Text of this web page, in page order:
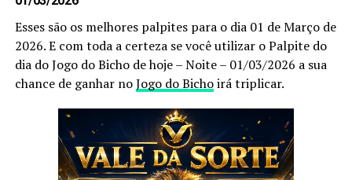
ainda mais a sua chance de acertar o bichoque vai dar
no poste.
Palpites do Bicho Dia 23/08/2020
Sem mais delongas esses são os nossosPalpites do Bicho
Dia 23/08/2020 Tarde:
Esses são os melhores palpites para o dia 01 de Março de
2026. E com toda a certeza se você utilizar o Palpite do
dia do Jogo do Bicho de hoje – Noite – 01/03/2026 a sua
chance de ganhar noJogo do Bichoirá triplicar.